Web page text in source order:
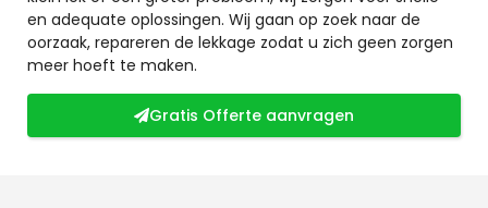
en adequate oplossingen. Wij gaan op zoek naar de
oorzaak, repareren de lekkage zodat u zich geen zorgen
meer hoeft te maken.
Gratis Offerte aanvragen